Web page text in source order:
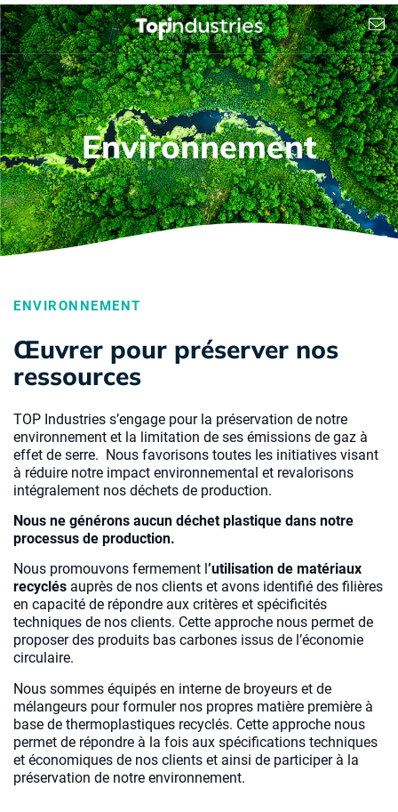
Environnement
ENVIRONNEMENT
Œuvrer pour préserver nos
ressources
TOP Industries s’engage pour la préservation de notre
environnement et la limitation de ses émissions de gaz à
effet de serre. Nous favorisons toutes les initiatives visant
à réduire notre impact environnemental et revalorisons
intégralement nos déchets de production.
Nous ne générons aucun déchet plastique dans notre
processus de production.
Nous promouvons fermement l ’utilisation de matériaux
recyclés auprès de nos clients et avons identifié des filières
en capacité de répondre aux critères et spécificités
techniques de nos clients. Cette approche nous permet de
proposer des produits bas carbones issus de l’économie
circulaire.
Nous sommes équipés en interne de broyeurs et de
mélangeurs pour formuler nos propres matière première à
base de thermoplastiques recyclés. Cette approche nous
permet de répondre à la fois aux spécifications techniques
et économiques de nos clients et ainsi de participer à la
préservation de notre environnement.